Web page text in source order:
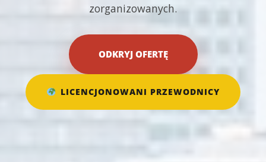
zorganizowanych.
ODKRYJ OFERTĘ
LICENCJONOWANI PRZEWODNICY